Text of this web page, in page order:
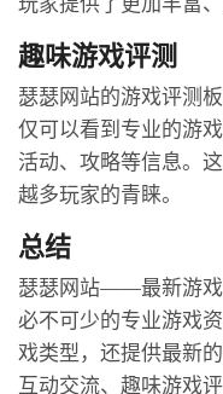
趣味游戏评测
瑟瑟网站的游戏评测
仅可以看到专业的游
活动、攻略等信息。
越多玩家的青睐。
总结
瑟瑟网站——最新游戏
必不可少的专业游戏
戏类型，还提供最新
互动交流、趣味游戏